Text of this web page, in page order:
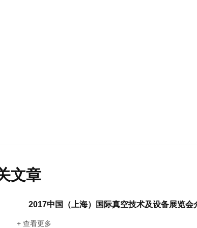
文章
2017中国（上海）国际真空技术及设备展览会
+ 查看更多